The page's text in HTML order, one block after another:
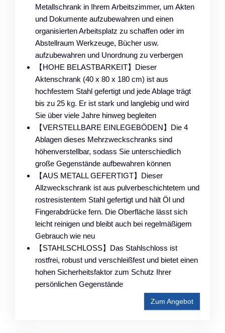
Metallschrank in Ihrem Arbeitszimmer, um Akten
und Dokumente aufzubewahren und einen
organisierten Arbeitsplatz zu schaffen oder im
Abstellraum Werkzeuge, Bücher usw.
aufzubewahren und Unordnung zu verbergen
【HOHE BELASTBARKEIT】Dieser
Aktenschrank (40 x 80 x 180 cm) ist aus
hochfestem Stahl gefertigt und jede Ablage trägt
bis zu 25 kg. Er ist stark und langlebig und wird
Sie über viele Jahre hinweg begleiten
【VERSTELLBARE EINLEGEBÖDEN】Die 4
Ablagen dieses Mehrzweckschranks sind
höhenverstellbar, sodass Sie unterschiedlich
große Gegenstände aufbewahren können
【AUS METALL GEFERTIGT】Dieser
Allzweckschrank ist aus pulverbeschichtetem und
rostresistentem Stahl gefertigt und hält Öl und
Fingerabdrücke fern. Die Oberfläche lässt sich
leicht reinigen und bleibt auch bei regelmäßigem
Gebrauch wie neu
【STAHLSCHLOSS】Das Stahlschloss ist
rostfrei, robust und verschleißfest und bietet einen
hohen Sicherheitsfaktor zum Schutz Ihrer
persönlichen Gegenstände
Zum Angebot